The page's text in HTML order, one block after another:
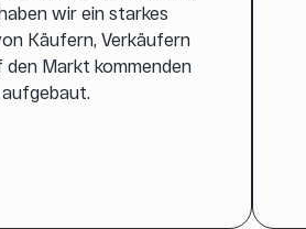
wir ein starkes
Käufern, Verkäufern
den Markt kommenden